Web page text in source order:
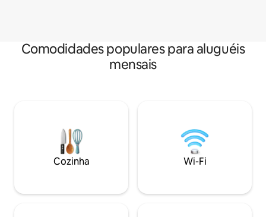
Comodidades populares para aluguéis
mensais
Cozinha Wi-Fi